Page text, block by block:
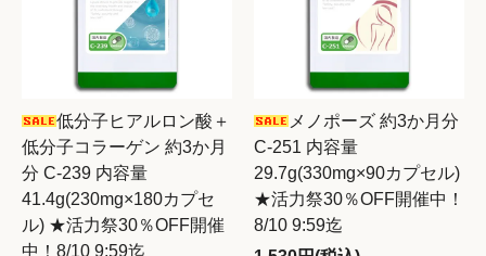
低分子ヒアルロン酸＋
低分子コラーゲン 約3か月
分 C-239 内容量
41.4g(230mg×180カプセ
ル) ★活力祭30％OFF開催
中！8/10 9:59迄
メノポーズ 約3か月分
C-251 内容量
29.7g(330mg×90カプセル)
★活力祭30％OFF開催中！
8/10 9:59迄